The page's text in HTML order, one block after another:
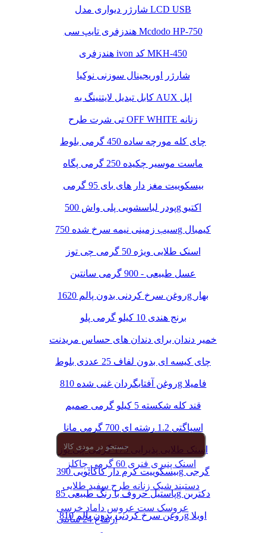
اسنک پنیری فنری 60 گرمی چاکلز
دستبند شیک زنانه طرح سفید طلایی
عروسک ست عروس داماد خرسی
ارتفاع 24 سانتی
شارژر دیواری مدل LCD USB
هندزفری تایپ سی Mcdodo HP-750
هندزفری ivon کد MKH-450
شارژر اوریجینال سوزنی نوکیا
کابل تبدیل لایتنینگ به AUX اپل
تی شرت طرح OFF WHITE زنانه
چای کله مورچه ساده 450 گرمی بلوط
ماست موسیر چکیده 250 گرمی پگاه
بیسکوییت مغز دار های بای 95 گرمی
پودر لباسشویی پلی واش 500g اکتیو
سیب زمینی نیمه سرخ شده 750g کیمبال
اسنک طلایی ویژه 50 گرمی چی توز
عسل طبیعی - 900 گرمی سانتین
روغن سرخ کردنی بدون پالم 1620g بهار
برنج هندی 10 کیلو گرمی پلو
خمیر دندان برای دندان های حساس مریدنت
چای کیسه ای بدون لفاف 25 عددی بلوط
روغن آفتابگردان غنی شده 810g فامیلا
قند کله شکسته 5 کیلو گرمی صمیم
اسپاگتی 1.2 رشته ای 700 گرمی مانا
اسنک طلایی پذیرایی 175 گرمی چی توز
بیسکوییت کرم دار کاکائویی 390g گرجی
پاستیل حروف با رنگ طبیعی 85g دکتربن
روغن سرخ کردنی بدون پالم 810g اویلا